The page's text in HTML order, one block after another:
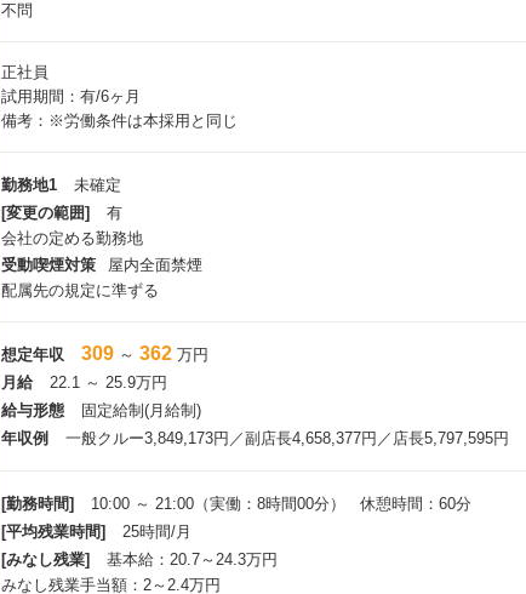
不問
正社員
試用期間：有/6ヶ月
備考：※労働条件は本採用と同じ
勤務地1
未確定
[変更の範囲]
有
会社の定める勤務地
受動喫煙対策
屋内全面禁煙
配属先の規定に準ずる
想定年収 309 ～ 362 万円
月給
22.1 ～ 25.9万円
給与形態
固定給制(月給制)
年収例
一般クルー3,849,173円／副店長4,658,377円／店長5,797,595円
[勤務時間]
10:00 ～ 21:00（実働：8時間00分） 休憩時間：60分
[平均残業時間]
25時間/月
[みなし残業]
基本給：20.7～24.3万円
みなし残業手当額：2～2.4万円